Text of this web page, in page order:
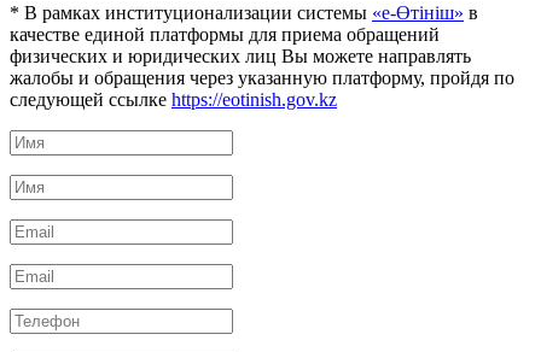
* В рамках институционализации системы «е-Өтініш» в
качестве единой платформы для приема обращений
физических и юридических лиц Вы можете направлять
жалобы и обращения через указанную платформу, пройдя по
следующей ссылке https://eotinish.gov.kz